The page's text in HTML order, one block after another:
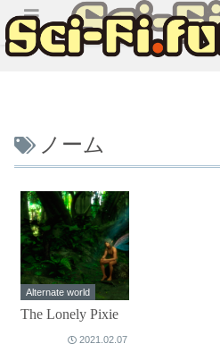
ノーム
Alternate world
The Lonely Pixie
2021.02.07
メニュー